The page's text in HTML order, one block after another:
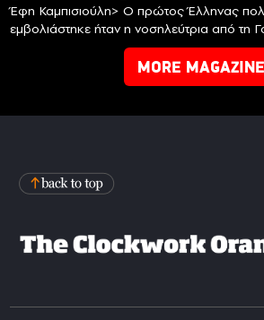
Έφη Καμπισιούλη> Ο πρώτος Έλληνας
εμβολιάστηκε ήταν η νοσηλεύτρια από τη
MORE MAGAZINE